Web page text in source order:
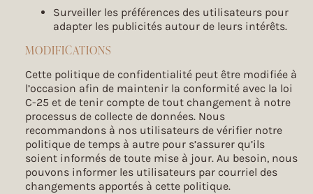
Surveiller les préférences des utilisateurs pour
adapter les publicités autour de leurs intérêts.
MODIFICATIONS
Cette politique de confidentialité peut être modifiée à
l’occasion afin de maintenir la conformité avec la loi
C-25 et de tenir compte de tout changement à notre
processus de collecte de données. Nous
recommandons à nos utilisateurs de vérifier notre
politique de temps à autre pour s’assurer qu’ils
soient informés de toute mise à jour. Au besoin, nous
pouvons informer les utilisateurs par courriel des
changements apportés à cette politique.